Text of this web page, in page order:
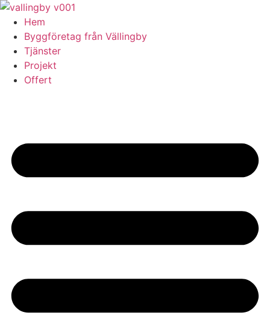
Skip
content
Hem
Byggföretag från Vällingby
Tjänster
Projekt
Offert